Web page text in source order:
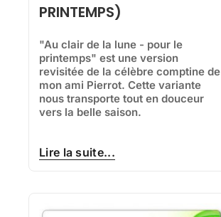
PRINTEMPS)
"Au clair de la lune - pour le
printemps" est une version
revisitée de la célèbre comptine de
mon ami Pierrot. Cette variante
nous transporte tout en douceur
vers la belle saison.
Lire la suite...